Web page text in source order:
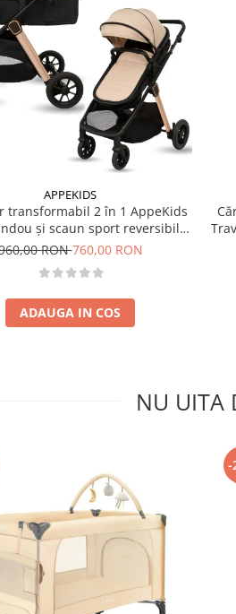
APPEKIDS
transformabil 2 în 1 AppeKids
și scaun sport reversibil,
adaptori scoică auto, până la
RON760,00 RON
ADAUGA IN COS
NU UITA
-